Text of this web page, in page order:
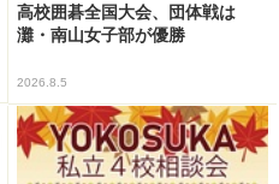
高校囲碁全国大会、団体戦は
灘・南山女子部が優勝
2026.8.5